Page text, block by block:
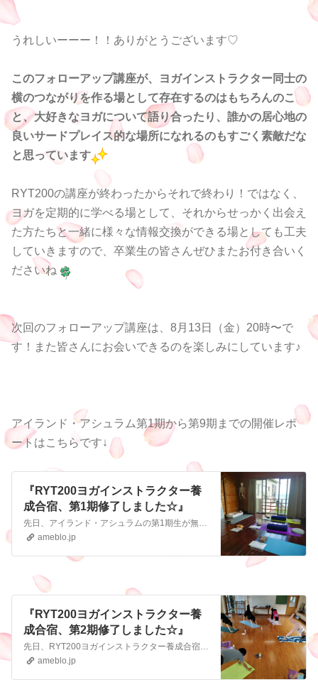
うれしいーーー！！ありがとうございます♡
このフォローアップ講座が、ヨガインストラクター同士の
横のつながりを作る場として存在するのはもちろんのこ
と、大好きなヨガについて語り合ったり、誰かの居心地の
良いサードプレイス的な場所になれるのもすごく素敵だな
と思っています
RYT200の講座が終わったからそれで終わり！ではなく、
ヨガを定期的に学べる場として、それからせっかく出会え
た方たちと一緒に様々な情報交換ができる場としても工夫
していきますので、卒業生の皆さんぜひまたお付き合いく
ださいね
次回のフォローアップ講座は、8月13日（金）20時〜で
す！また皆さんにお会いできるのを楽しみにしています♪
アイランド・アシュラム第1期から第9期までの開催レポ
ートはこちらです↓
『RYT200ヨガインストラクター養
成合宿、第1期修了しました☆』
先日、アイランド・アシュラムの第1期生が無事にRYT200を取得して卒業していきました 今日は、記念すべき第1回目の合宿について、レポートしていきたいと思いま…
ameblo.jp
『RYT200ヨガインストラクター養
成合宿、第2期修了しました☆』
先日、RYT200ヨガインストラクター養成合宿の第2期生が無事に全員卒業しました 今回は、第2期生の生の声と、前回と少し変えた点についてレポートします。 RY…
ameblo.jp